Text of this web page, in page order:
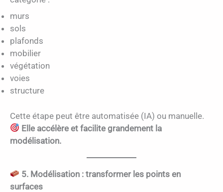
murs
sols
plafonds
mobilier
végétation
voies
structure
Cette étape peut être automatisée (IA) ou manuelle.
Elle accélère et facilite grandement la
modélisation.
5. Modélisation : transformer les points en
surfaces